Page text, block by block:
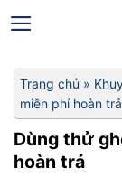
qua
Trang chủ »
miễn phí hoàn trả
Dùng thử
hoàn trả